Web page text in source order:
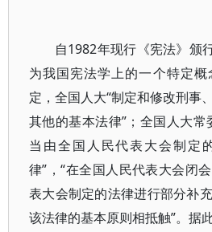
自1982年现行《宪法》颁
为我国宪法学上的一个特定
定，全国人大“制定和修改刑事
其他的基本法律”；全国人大常
当由全国人民代表大会制定
律”，“在全国人民代表大会闭
表大会制定的法律进行部分补
该法律的基本原则相抵触”。据